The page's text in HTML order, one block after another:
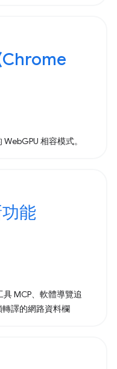
相容模式。
能
MCP、軟體導覽追
譯的網路資料欄